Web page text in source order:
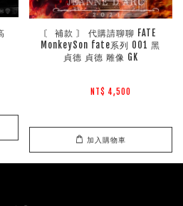
〘 補款 〙 代購請聊聊 FATE
MonkeySon fate系列 001 黑
貞德 貞德 雕像 GK
NT$ 4,500
加入購物車